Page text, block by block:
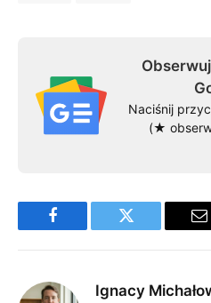
Naciśnij
(★
Facebook Twitter
Ignacy